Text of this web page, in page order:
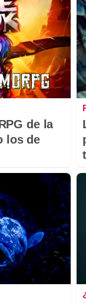
de la
los de